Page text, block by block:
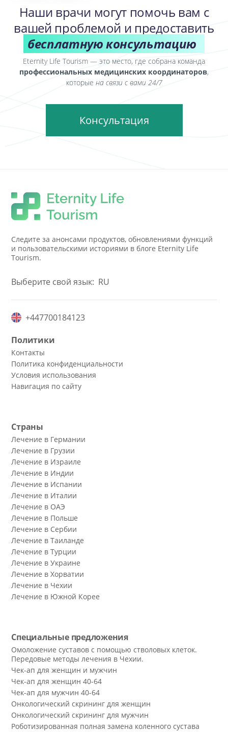
Наши врачи могут помочь вам с
вашей проблемой и предоставить
бесплатную консультацию
Eternity Life Tourism — это место, где собрана команда
профессиональных медицинских координаторов,
которые на связи с вами 24/7
Консультация
Следите за анонсами продуктов, обновлениями функций
и пользовательскими историями в блоге Eternity Life
Tourism.
Выберите свой язык: RU
+447700184123
Политики
Контакты
Политика конфиденциальности
Условия использования
Навигация по сайту
Страны
Лечение в Германии
Лечение в Грузии
Лечение в Израиле
Лечение в Индии
Лечение в Испании
Лечение в Италии
Лечение в ОАЭ
Лечение в Польше
Лечение в Сербии
Лечение в Таиланде
Лечение в Турции
Лечение в Украине
Лечение в Хорватии
Лечение в Чехии
Лечение в Южной Корее
Специальные предложения
Омоложение суставов с помощью стволовых клеток.
Передовые методы лечения в Чехии.
Чек-ап для женщин и мужчин
Чек-ап для женщин 40-64
Чек-ап для мужчин 40-64
Онкологический скрининг для женщин
Онкологический скрининг для мужчин
Роботизированная полная замена коленного сустава